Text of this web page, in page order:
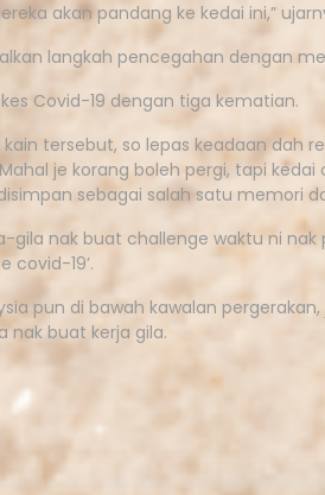
akan pandang ke kedai ini,”
langkah pencegahan dengan
Covid-19 dengan tiga kematian.
tersebut, so lepas keadaan dah
je korang boleh pergi, tapi
sebagai salah satu memori
gila nak buat challenge waktu ni
covid-19’.
pun di bawah kawalan
buat kerja gila.